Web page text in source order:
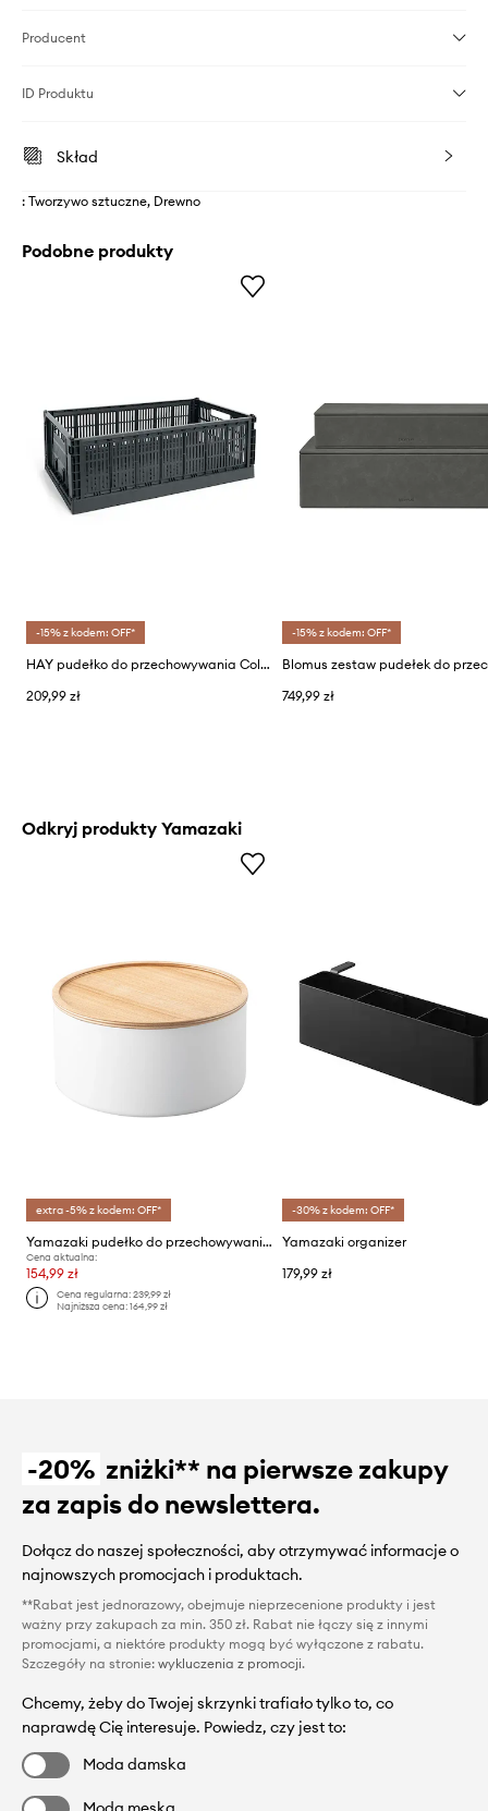
Producent
ID Produktu
Skład
: Tworzywo sztuczne, Drewno
Podobne produkty
-15% z kodem: OFF*
HAY pudełko do przechowywania Colour Crate XL / 24 x 42 x 68 cm
209,99 zł
-15% z kodem: OFF*
749,99 zł
Odkryj produkty Yamazaki
extra -5% z kodem: OFF*
Yamazaki pudełko do przechowywania Rin
Cena aktualna:
154,99 zł
Cena regularna:239,99 zł
Najniższa cena:164,99 zł
-30% z kodem: OFF*
Yamazaki organizer
179,99 zł
-20% zniżki** na pierwsze zakupy
za zapis do newslettera.
Dołącz do naszej społeczności, aby otrzymywać informacje o
najnowszych promocjach i produktach.
**Rabat jest jednorazowy, obejmuje nieprzecenione produkty i jest
ważny przy zakupach za min. 350 zł. Rabat nie łączy się z innymi
promocjami, a niektóre produkty mogą być wyłączone z rabatu.
Szczegóły na stronie: wykluczenia z promocji.
Chcemy, żeby do Twojej skrzynki trafiało tylko to, co
naprawdę Cię interesuje. Powiedz, czy jest to:
Moda damska